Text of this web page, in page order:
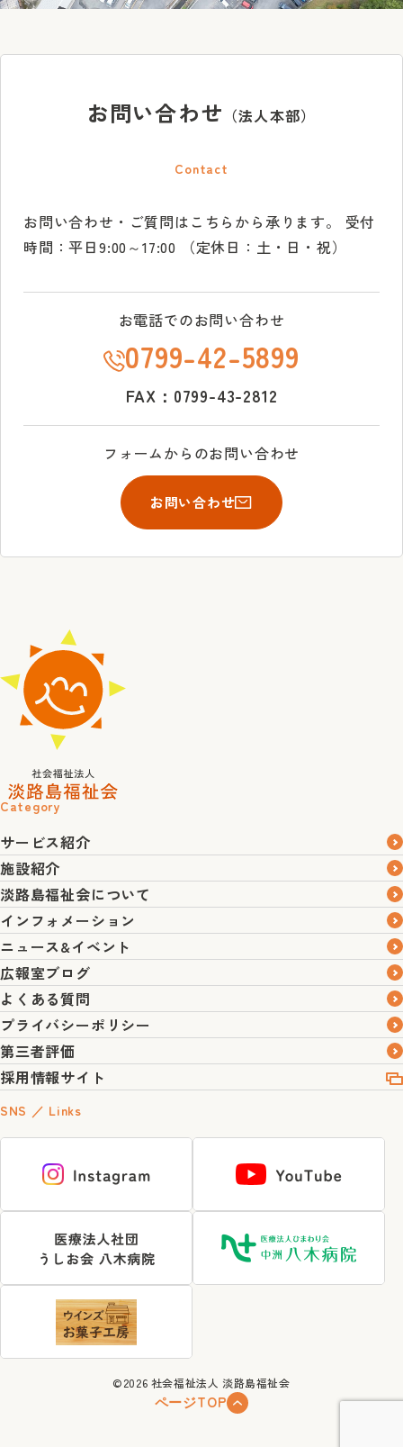
お問い合わせ （法人本部）
Contact
お問い合わせ・ご質問はこちらから承ります。
受付
時間：平日9:00～17:00 （定休日：土・日・祝）
お電話でのお問い合わせ
0799-42-5899
FAX：0799-43-2812
フォームからのお問い合わせ
お問い合わせ
Category
サービス紹介
施設紹介
淡路島福祉会について
インフォメーション
ニュース&イベント
広報室ブログ
よくある質問
プライバシーポリシー
第三者評価
採用情報サイト
SNS ／ Links
©2026 社会福祉法人 淡路島福祉会
ページTOP